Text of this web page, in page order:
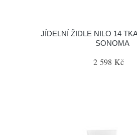
JÍDELNÍ ŽIDLE NILO 14
SONOMA
2 598 Kč